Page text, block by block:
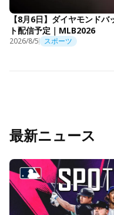
【8月6日】ダイヤモンド
ト配信予定｜MLB2026
2026/8/5 スポーツ
最新ニュース